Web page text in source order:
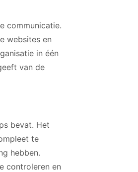
communicatie.
websites en
in één
van de
bevat. Het
te
hebben.
controleren en